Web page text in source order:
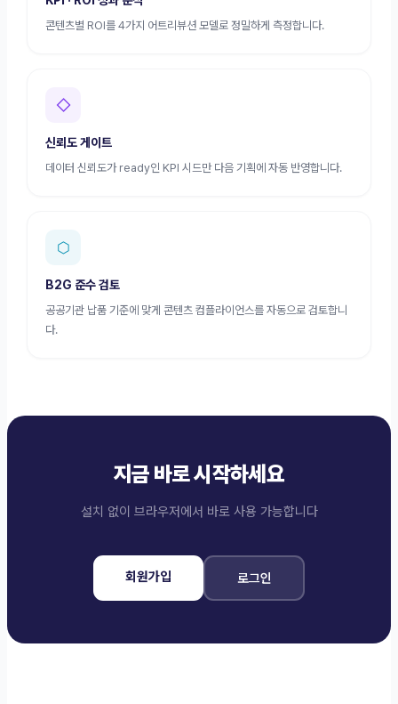
콘텐츠별 ROI를 4가지 어트리뷰션 모델로 정밀하게 측정합니다.
◇
신뢰도 게이트
데이터 신뢰도가 ready인 KPI 시드만 다음 기획에 자동 반영합니다.
⬡
B2G 준수 검토
공공기관 납품 기준에 맞게 콘텐츠 컴플라이언스를 자동으로 검토합니
다.
지금 바로 시작하세요
설치 없이 브라우저에서 바로 사용 가능합니다
회원가입 로그인